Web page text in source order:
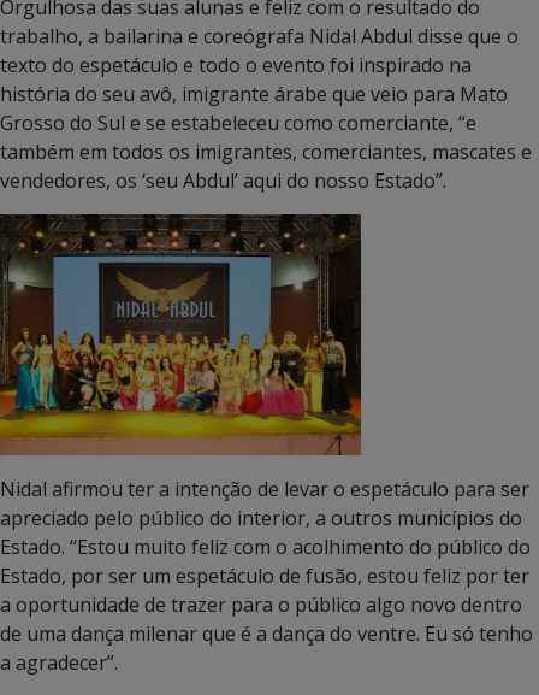
Orgulhosa das suas alunas e feliz com o resultado do
trabalho, a bailarina e coreógrafa Nidal Abdul disse que o
texto do espetáculo e todo o evento foi inspirado na
história do seu avô, imigrante árabe que veio para Mato
Grosso do Sul e se estabeleceu como comerciante, “e
também em todos os imigrantes, comerciantes, mascates e
vendedores, os ‘seu Abdul’ aqui do nosso Estado”.
Nidal afirmou ter a intenção de levar o espetáculo para ser
apreciado pelo público do interior, a outros municípios do
Estado. “Estou muito feliz com o acolhimento do público do
Estado, por ser um espetáculo de fusão, estou feliz por ter
a oportunidade de trazer para o público algo novo dentro
de uma dança milenar que é a dança do ventre. Eu só tenho
a agradecer”.